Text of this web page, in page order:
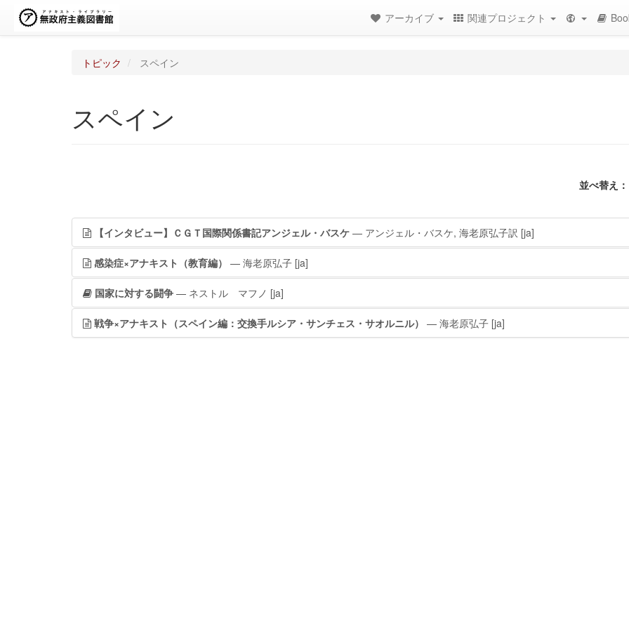
アーカイブ 関連プロジェクト
トピック スペイン
スペイン
並べ替え：
【インタビュー】ＣＧＴ国際関係書記アンジェル・バスケ — アンジェル・バスケ, 海老原弘子訳 [ja]
感染症×アナキスト（教育編） — 海老原弘子 [ja]
国家に対する闘争 — ネストル゠マフノ [ja]
戦争×アナキスト（スペイン編：交換手ルシア・サンチェス・サオルニル） — 海老原弘子 [ja]